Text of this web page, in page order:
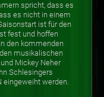
spricht, dass es
es nicht in einem
ist für den
fest und hoffen
den kommenden
musikalischen
Mickey Neher
Schlesingers
eingeweiht werden.